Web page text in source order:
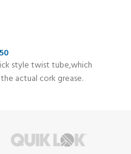
style twist tube,which
actual cork grease.